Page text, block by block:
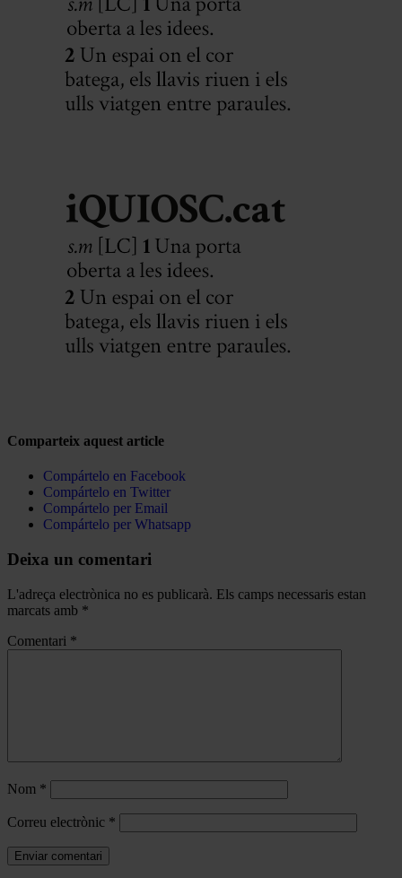
Comparteix aquest article
Compártelo en Facebook
Compártelo en Twitter
Compártelo per Email
Compártelo per Whatsapp
Deixa un comentari
L'adreça electrònica no es publicarà. Els camps necessaris estan
marcats amb *
Comentari *
Nom *
Correu electrònic *